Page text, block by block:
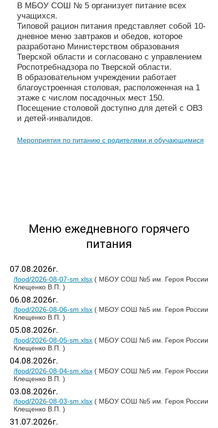
В МБОУ СОШ № 5 организует питание всех
учащихся.
Типовой рацион питания представляет собой 10-
дневное меню завтраков и обедов, которое
разработано Министерством образования
Тверской области и согласовано с управлением
Роспотребнадзора по Тверской области.
В образовательном учреждении работает
благоустроенная столовая, расположенная на 1
этаже с числом посадочных мест 150.
Посещение столовой доступно для детей с ОВЗ
и детей-инвалидов.
Мероприятия по питанию с родителями и обучающимися
Меню ежедневного горячего
питания
07.08.2026г.
/food/2026-08-07-sm.xlsx ( МБОУ СОШ №5 им. Героя России
Клещенко В.П. )
06.08.2026г.
/food/2026-08-06-sm.xlsx ( МБОУ СОШ №5 им. Героя России
Клещенко В.П. )
05.08.2026г.
/food/2026-08-05-sm.xlsx ( МБОУ СОШ №5 им. Героя России
Клещенко В.П. )
04.08.2026г.
/food/2026-08-04-sm.xlsx ( МБОУ СОШ №5 им. Героя России
Клещенко В.П. )
03.08.2026г.
/food/2026-08-03-sm.xlsx ( МБОУ СОШ №5 им. Героя России
Клещенко В.П. )
31.07.2026г.